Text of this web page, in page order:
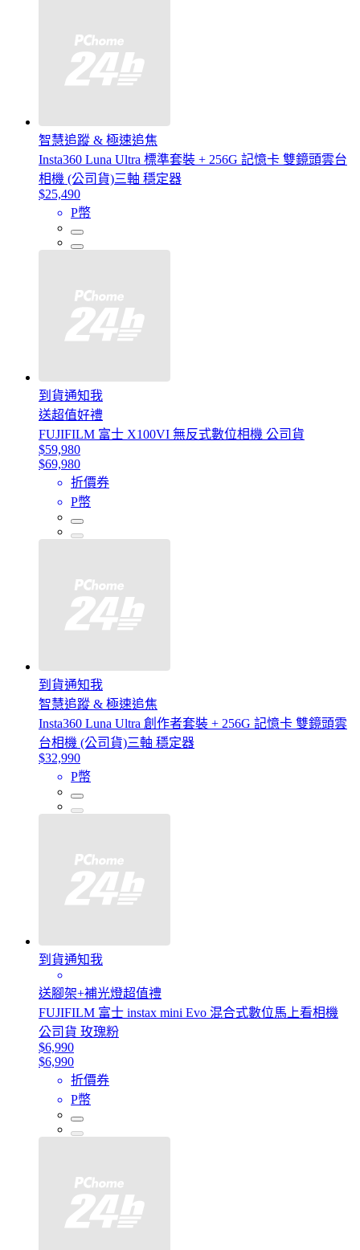
智慧追蹤 & 極速追焦
Insta360 Luna Ultra 標準套裝 + 256G 記憶卡 雙鏡頭雲台
相機 (公司貨)三軸 穩定器
$25,490
P幣
到貨通知我
送超值好禮
FUJIFILM 富士 X100VI 無反式數位相機 公司貨
$59,980
$69,980
折價券
P幣
到貨通知我
智慧追蹤 & 極速追焦
Insta360 Luna Ultra 創作者套裝 + 256G 記憶卡 雙鏡頭雲
台相機 (公司貨)三軸 穩定器
$32,990
P幣
到貨通知我
送腳架+補光燈超值禮
FUJIFILM 富士 instax mini Evo 混合式數位馬上看相機
公司貨 玫瑰粉
$6,990
$6,990
折價券
P幣